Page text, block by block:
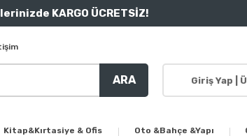
KARGO ÜCRETSİZ!
ARA Giriş Yap |
Kitap&Kırtasiye & Ofis
Oto &Bahçe &Yapı